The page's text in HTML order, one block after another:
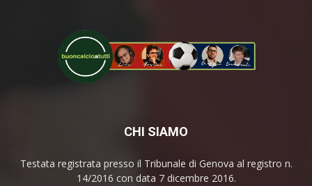
CHI SIAMO
Testata registrata presso il Tribunale di Genova al registro n.
14/2016 con data 7 dicembre 2016.